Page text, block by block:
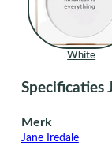
White
Specificaties
Merk
Jane Iredale